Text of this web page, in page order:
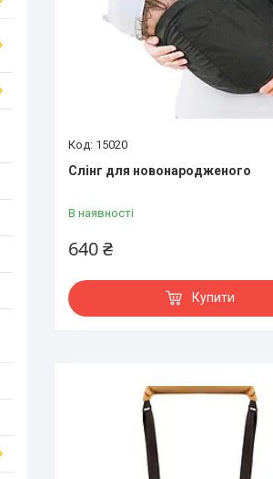
15020
Слінг для новонародженого
В наявності
640 ₴
Купити